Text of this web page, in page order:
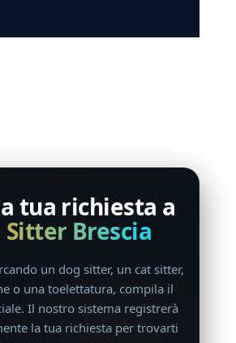
tua richiesta a
Sitter Brescia
un dog sitter, un cat sitter,
o una toelettatura, compila il
Il nostro sistema registrerà
la tua richiesta per trovarti